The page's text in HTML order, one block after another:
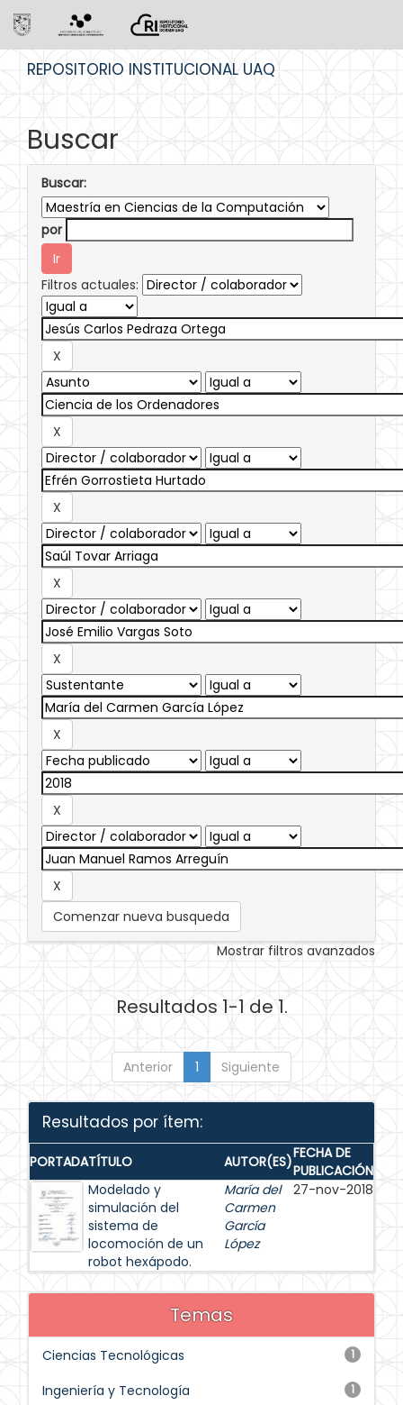
REPOSITORIO INSTITUCIONAL UAQ
Buscar
Buscar:
por
Filtros actuales:
Comenzar nueva busqueda
Mostrar filtros avanzados
Resultados 1-1 de 1.
Anterior 1 Siguiente
Resultados por ítem:
PORTADATÍTULO AUTOR(ES)FECHA DE
PUBLICACIÓN
Modelado y
simulación del
sistema de
locomoción de un
robot hexápodo.
María del
Carmen
García
López
27-nov-2018
Temas
1
Ciencias Tecnológicas
1
Ingeniería y Tecnología